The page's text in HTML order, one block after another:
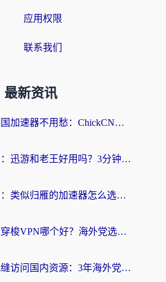
应用权限
联系我们
最新资讯
海外党选回国加速器不用愁：ChickCN和洞见哪个好？一篇搞定所有疑问
海外党必看：迅游和老王好用吗？3分钟选对加速国内网络的加速器
海外党必看：类似归雁的加速器怎么选？一篇搞定无缝访问国内资源
斧牛和极速穿梭VPN哪个好？海外党选回国加速器必看的真实对比与避坑指南
北美回国无缝访问国内资源：3年海外党亲测的加速器选择指南